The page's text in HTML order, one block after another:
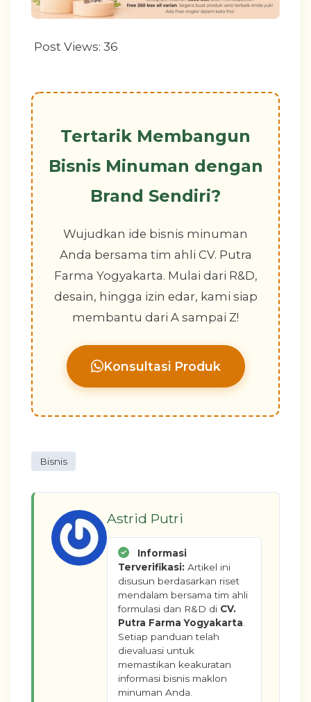
Post Views: 36
Tertarik Membangun
Bisnis Minuman dengan
Brand Sendiri?
Wujudkan ide bisnis minuman
Anda bersama tim ahli CV. Putra
Farma Yogyakarta. Mulai dari R&D,
desain, hingga izin edar, kami siap
membantu dari A sampai Z!
Konsultasi Produk
Bisnis
Astrid Putri
Informasi
Terverifikasi: Artikel ini
disusun berdasarkan riset
mendalam bersama tim ahli
formulasi dan R&D di CV.
Putra Farma Yogyakarta
Setiap panduan telah
dievaluasi untuk
memastikan keakuratan
informasi bisnis maklon
minuman Anda.